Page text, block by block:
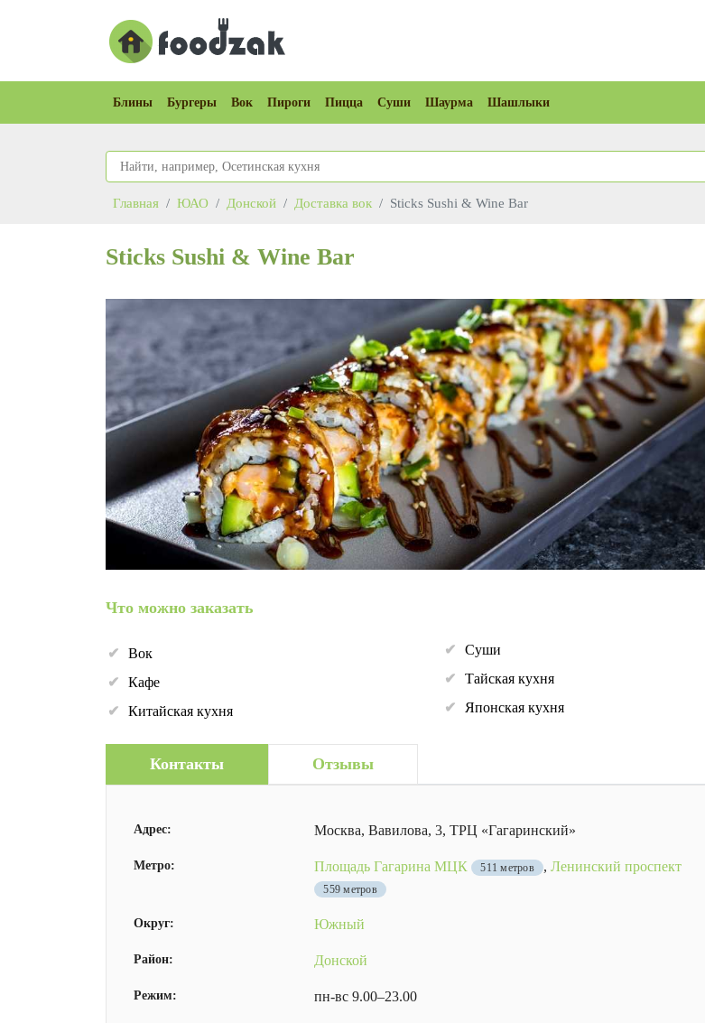
Блины Бургеры Вок Пироги Пицца Суши Шаурма Шашлыки
Главная ЮАО Донской Доставка вок Sticks Sushi & Wine Bar
Sticks Sushi & Wine Bar
Что можно заказать
Вок
Кафе
Китайская кухня
Суши
Тайская кухня
Японская кухня
Контакты Отзывы
Адрес: Москва, Вавилова, 3, ТРЦ «Гагаринский»
Метро: Площадь Гагарина МЦК 511 метров , Ленинский проспект
559 метров
Округ: Южный
Район: Донской
Режим: пн-вс 9.00–23.00